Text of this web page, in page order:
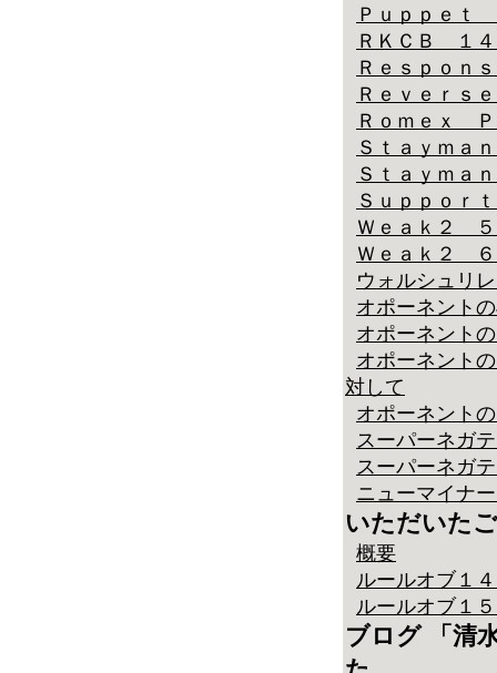
Ｐｕｐｐｅｔ
ＲＫＣＢ １
Ｒｅｓｐｏｎ
Ｒｅｖｅｒｓ
Ｒｏｍｅｘ
Ｓｔａｙｍａ
Ｓｔａｙｍａ
Ｓｕｐｐｏｒ
Ｗｅａｋ２
Ｗｅａｋ２
ウォルシュリ
オポーネント
オポーネント
オポーネント
対して
オポーネント
スーパーネガ
スーパーネガ
ニューマイナ
いただいた
概要
ルールオブ１
ルールオブ１
ブログ 「清